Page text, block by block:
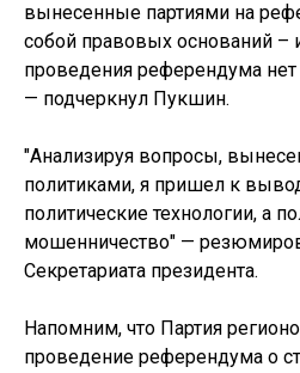
вынесенные партиями на
собой правовых оснований –
проведения референдума
— подчеркнул Пукшин.
"Анализируя вопросы,
политиками, я пришел к
политические технологии, а
мошенничество" —
Секретариата президента.
Напомним, что Партия
проведение референдума о